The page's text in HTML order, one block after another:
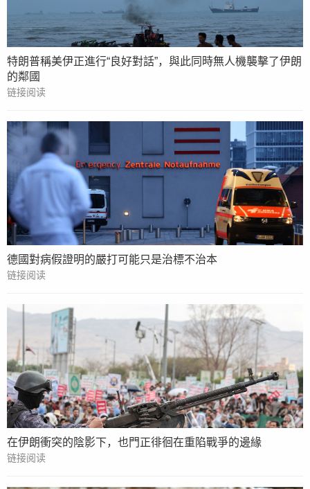
特朗普稱美伊正進行“良好對話”，與此同時無人機襲擊了伊朗
的鄰國
链接阅读
德國對病假證明的嚴打可能只是治標不治本
链接阅读
在伊朗衝突的陰影下，也門正徘徊在重陷戰爭的邊緣
链接阅读